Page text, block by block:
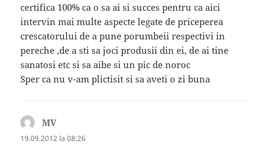
certifica 100% ca o sa ai si succes pentru ca aici
intervin mai multe aspecte legate de priceperea
crescatorului de a pune porumbeii respectivi in
pereche ,de a sti sa joci produsii din ei, de ai tine
sanatosi etc si sa aibe si un pic de noroc
Sper ca nu v-am plictisit si sa aveti o zi buna
MVspune:
19.09.2012 la 08:26